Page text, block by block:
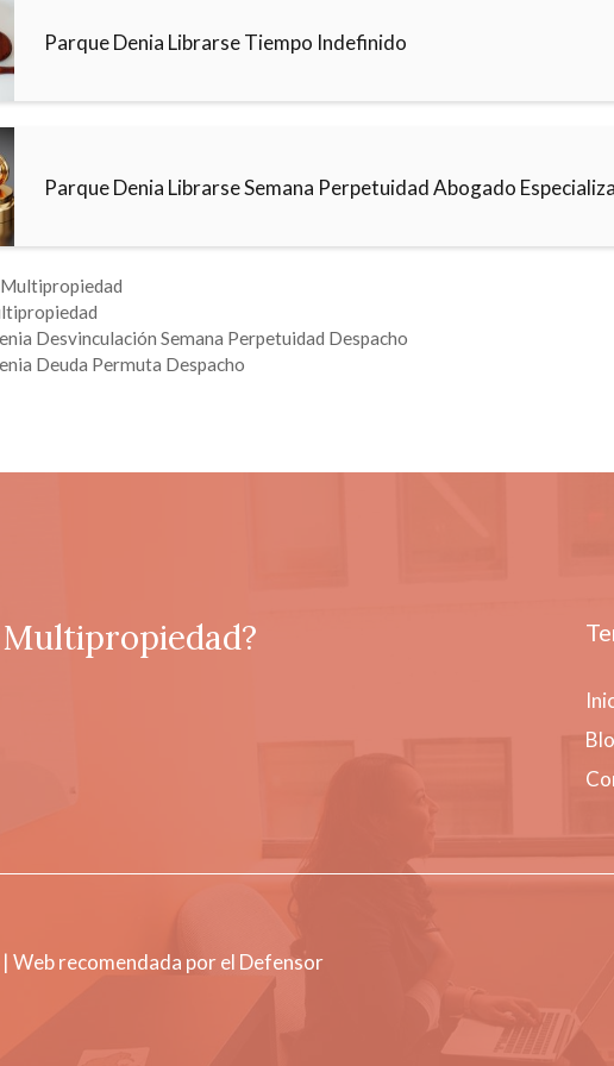
Parque Denia Librarse Tiempo Indefinido
Parque Denia Librarse Semana Perpetuidad Abogado
Desvinculación Semana Perpetuidad Despacho
Deuda Permuta Despacho
Web recomendada por el Defensor